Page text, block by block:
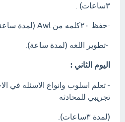
٣ساعات) .
-حفظ ٢٠كلمه من Awl (لمدة ساعة).
-تطوير اللغه (لمدة ساعة).
اليوم الثاني :
- تعلم اسلوب وانواع الاسئله في
تجريبي للمحادثه
(لمدة ٣ساعات).